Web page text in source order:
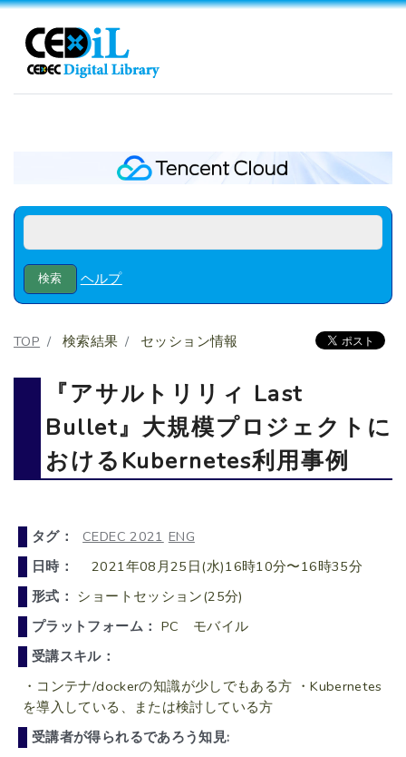
ヘルプ
TOP 検索結果 セッション情報
『アサルトリリィ Last
Bullet』大規模プロジェクトに
おけるKubernetes利用事例
タグ： CEDEC 2021 ENG
日時：
2021年08月25日(水)16時10分〜16時35分
形式： ショートセッション(25分)
プラットフォーム： PC モバイル
受講スキル：
・コンテナ/dockerの知識が少しでもある方 ・Kubernetes
を導入している、または検討している方
受講者が得られるであろう知見: